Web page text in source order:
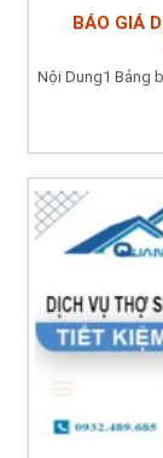
BÁO GIÁ
Nội Dung1 Bảng